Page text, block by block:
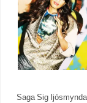
Saga Sig